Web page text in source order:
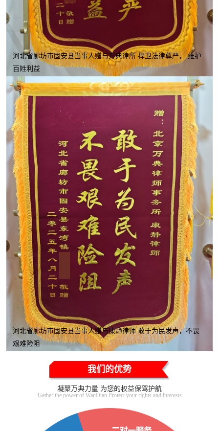
河北省廊坊市固安县当事人赠与万典律所 捍卫法律尊严， 维护
百姓利益
河北省廊坊市固安县当事人赠与康静律师 敢于为民发声，不畏
艰难险阻
我们的优势
凝聚万典力量 为您的权益保驾护航
Gather the power of WanDian Protect your rights and interests